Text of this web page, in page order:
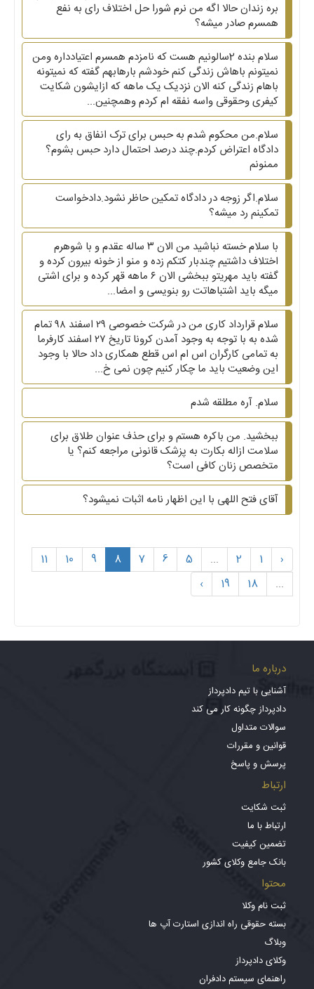
بره زندان حالا اگه من نرم شورا حل اختلاف رای به نفع
همسرم صادر میشه؟
سلام بنده 2سالونیم هست که نامزدم همسرم اعتیادداره ومن
نمیتونم باهاش زندگی کنم خودشم بارهابهم گفته که نمیتونه
باهام زندگی کنه الان نزدیک یک ماهه که ازایشون شکایت
کیفری وحقوقی واسه نفقه ام کردم وهمچنین...
سلام.من محکوم شدم به حبس برای ترک انفاق به رای
دادگاه اعتراض کردم.چند درصد احتمال دارد حبس بشوم؟
ممنونم
سلام.اگر زوجه در دادگاه تمکین حاظر نشود.دادخواست
تمکینم رد میشه؟
با سلام خسته نباشید من الان ۳ ساله عقدم و با شوهرم
اختلاف داشتیم چندبار کتکم زده و منو از خونه بیرون کرده و
گفته باید مهریتو ببخشی الان ۶ ماهه قهر کرده و برای اشتی
میگه باید اشتباهاتت رو بنویسی و امضا...
سلام قرارداد کاری من در شرکت خصوصی ۲۹ اسفند ۹۸ تمام
شده به با توجه به وجود آمدن کرونا تاریخ ۲۷ اسفند کارفرما
به تمامی کارگران اس ام اس قطع همکاری داد حالا با وجود
این وضعیت باید ما چکار کنیم چون نمی خ...
سلام. آره مطلقه شدم
ببخشید. من باکره هستم و برای حذف عنوان طلاق برای
سلامت ازاله بکارت به پزشک قانونی مراجعه کنم؟ یا
متخصص زنان کافی است؟
آقای فتح اللهی با این اظهار نامه اثبات نمیشود؟
‹
1
2
...
5
6
7
8
9
10
11
...
18
19
›
درباره ما
آشنایی با تیم دادپرداز
دادپرداز چگونه کار می کند
سوالات متداول
قوانین و مقررات
پرسش و پاسخ
ارتباط
ثبت شکایت
ارتباط با ما
تضمین کیفیت
بانک جامع وکلای کشور
محتوا
ثبت نام وکلا
بسته حقوقی راه اندازی استارت آپ ها
وبلاگ
وکلای دادپرداز
راهنمای سیستم دادفران